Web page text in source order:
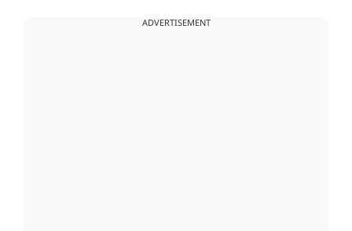
ADVERTISEMENT